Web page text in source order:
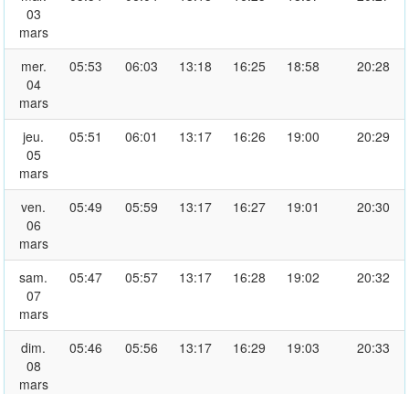
03
mars
mer.
04
mars
05:53 06:03 13:18 16:25 18:58 20:28
jeu.
05
mars
05:51 06:01 13:17 16:26 19:00 20:29
ven.
06
mars
05:49 05:59 13:17 16:27 19:01 20:30
sam.
07
mars
05:47 05:57 13:17 16:28 19:02 20:32
dim.
08
mars
05:46 05:56 13:17 16:29 19:03 20:33